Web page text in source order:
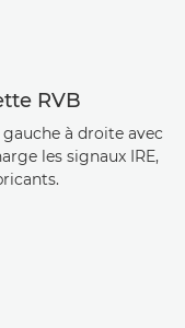
RVB
à droite avec
les signaux IRE,